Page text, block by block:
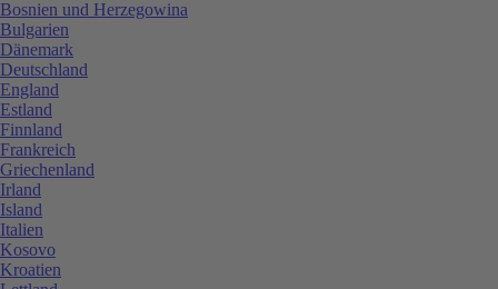
Bosnien und Herzegowina
Bulgarien
Dänemark
Deutschland
England
Estland
Finnland
Frankreich
Griechenland
Irland
Island
Italien
Kosovo
Kroatien